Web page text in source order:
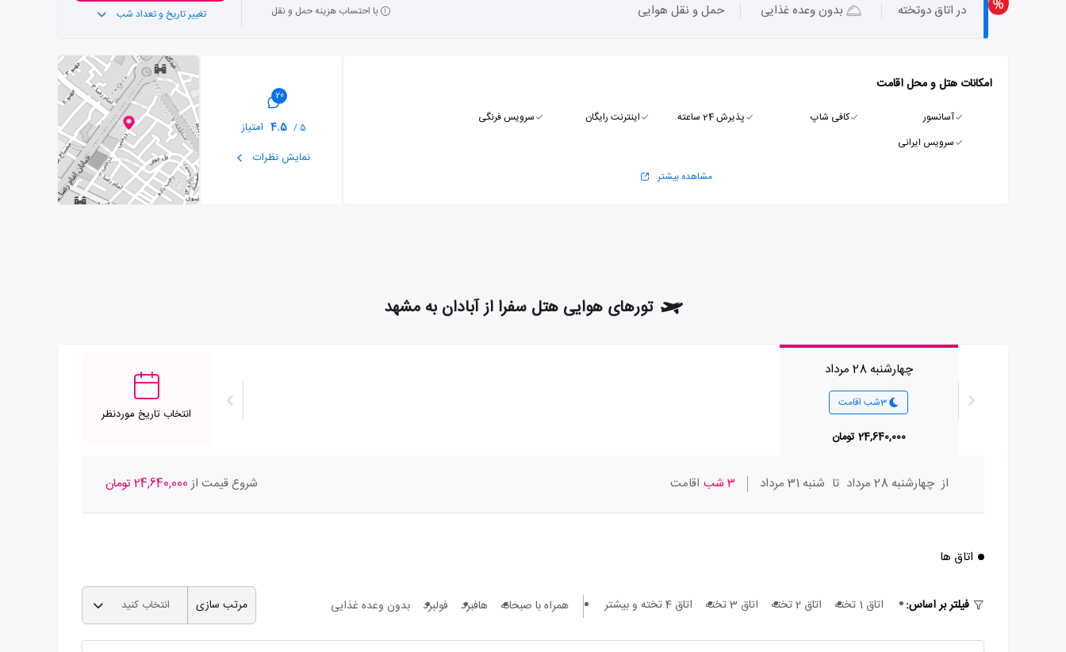
در اتاق دوتخته بدون وعده غذایی حمل و نقل هوایی با احتساب هزینه حمل و نقل تغییر تاریخ و تعداد شب
امکانات هتل و محل اقامت
آسانسور کافی شاپ پذیرش 24 ساعته اینترنت رایگان
سرویس فرنگی
سرویس ایرانی
مشاهده بیشتر
20
5 /
4.5 امتیاز
نمایش نظرات
تورهای هوایی هتل سفرا از آبادان به مشهد
چهارشنبه 28 مرداد
3شب اقامت
24,640,000 تومان
انتخاب تاریخ موردنظر
از چهارشنبه 28 مرداد تا شنبه 31 مرداد 3 شب اقامت شروع قیمت از24,640,000 تومان
اتاق ها
فیلتر بر اساس: اتاق 1 تخته اتاق 2 تخته اتاق 3 تخته اتاق 4 تخته و بیشتر همراه با صبحانه هافبرد فولبرد بدون وعده غذایی مرتب سازی انتخاب کنید